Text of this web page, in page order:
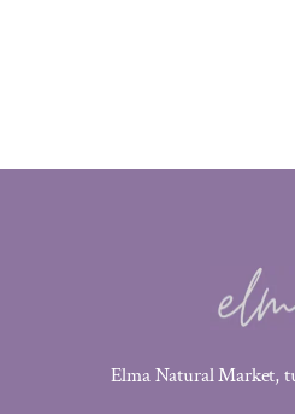
Elma Natural Market,